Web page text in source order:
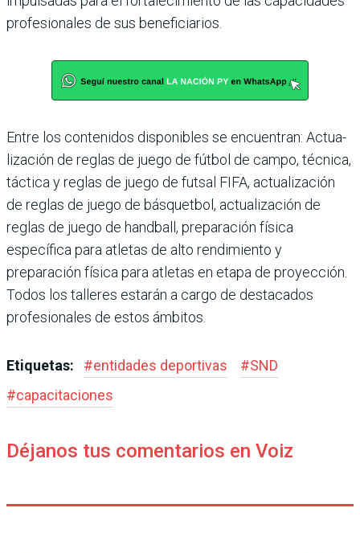
pro­fesionales de sus beneficiarios.
Entre los contenidos dispo­nibles se encuentran: Actua­
lización de reglas de juego de fútbol de campo, técnica,
tác­tica y reglas de juego de futsal FIFA, actualización
de reglas de juego de básquetbol, actua­lización de
reglas de juego de handball, preparación física
específica para atletas de alto rendimiento y
preparación física para atletas en etapa de proyección.
Todos los talle­res estarán a cargo de desta­cados
profesionales de estos ámbitos.
Etiquetas: #entidades deportivas #SND
#capacitaciones
Déjanos tus comentarios en Voiz